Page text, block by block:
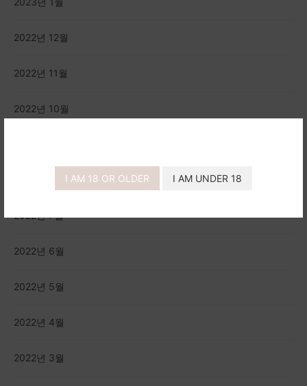
I AM 18 OR OLDER I AM UNDER 18
2022년 12월
2022년 11월
2022년 10월
2022년 7월
2022년 6월
2022년 5월
2022년 4월
2022년 3월